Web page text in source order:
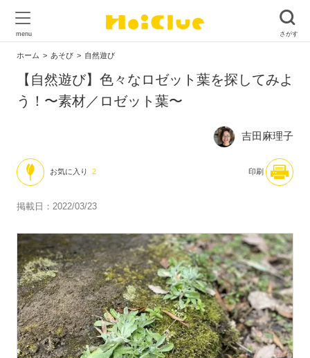
ホーム あそび 自然遊び
【自然遊び】色々なロゼット葉を探してみよ
う！〜素材／ロゼット葉〜
吉田麻理子
お気に入り 2 印刷
掲載日：2022/03/23